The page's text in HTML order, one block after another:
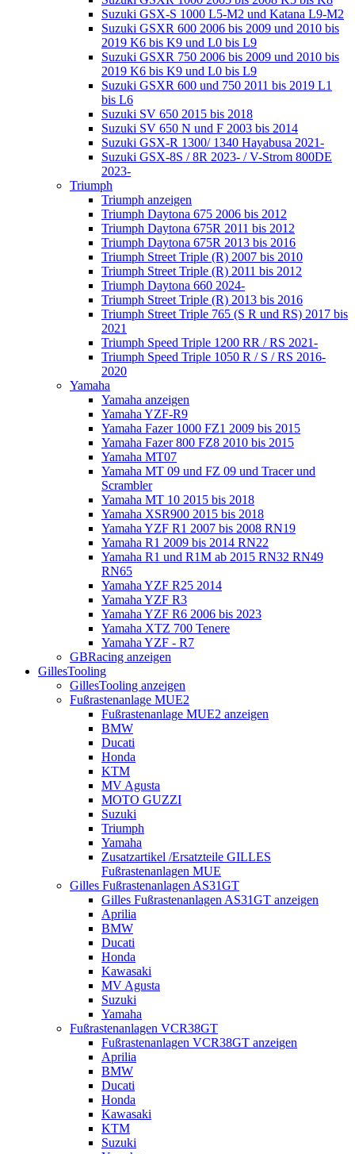
Suzuki GSX-S 1000 L5-M2 und Katana L9-M2
Suzuki GSXR 600 2006 bis 2009 und 2010 bis
2019 K6 bis K9 und L0 bis L9
Suzuki GSXR 750 2006 bis 2009 und 2010 bis
2019 K6 bis K9 und L0 bis L9
Suzuki GSXR 600 und 750 2011 bis 2019 L1
bis L6
Suzuki SV 650 2015 bis 2018
Suzuki SV 650 N und F 2003 bis 2014
Suzuki GSX-R 1300/ 1340 Hayabusa 2021-
Suzuki GSX-8S / 8R 2023- / V-Strom 800DE
2023-
Triumph
Triumph anzeigen
Triumph Daytona 675 2006 bis 2012
Triumph Daytona 675R 2011 bis 2012
Triumph Daytona 675R 2013 bis 2016
Triumph Street Triple (R) 2007 bis 2010
Triumph Street Triple (R) 2011 bis 2012
Triumph Daytona 660 2024-
Triumph Street Triple (R) 2013 bis 2016
Triumph Street Triple 765 (S R und RS) 2017 bis
2021
Triumph Speed Triple 1200 RR / RS 2021-
Triumph Speed Triple 1050 R / S / RS 2016-
2020
Yamaha
Yamaha anzeigen
Yamaha YZF-R9
Yamaha Fazer 1000 FZ1 2009 bis 2015
Yamaha Fazer 800 FZ8 2010 bis 2015
Yamaha MT07
Yamaha MT 09 und FZ 09 und Tracer und
Scrambler
Yamaha MT 10 2015 bis 2018
Yamaha XSR900 2015 bis 2018
Yamaha YZF R1 2007 bis 2008 RN19
Yamaha R1 2009 bis 2014 RN22
Yamaha R1 und R1M ab 2015 RN32 RN49
RN65
Yamaha YZF R25 2014
Yamaha YZF R3
Yamaha YZF R6 2006 bis 2023
Yamaha XTZ 700 Tenere
Yamaha YZF - R7
GBRacing anzeigen
GillesTooling
GillesTooling anzeigen
Fußrastenanlage MUE2
Fußrastenanlage MUE2 anzeigen
BMW
Ducati
Honda
KTM
MV Agusta
MOTO GUZZI
Suzuki
Triumph
Yamaha
Zusatzartikel /Ersatzteile GILLES
Fußrastenanlagen MUE
Gilles Fußrastenanlagen AS31GT
Gilles Fußrastenanlagen AS31GT anzeigen
Aprilia
BMW
Ducati
Honda
Kawasaki
MV Agusta
Suzuki
Yamaha
Fußrastenanlagen VCR38GT
Fußrastenanlagen VCR38GT anzeigen
Aprilia
BMW
Ducati
Honda
Kawasaki
KTM
Suzuki